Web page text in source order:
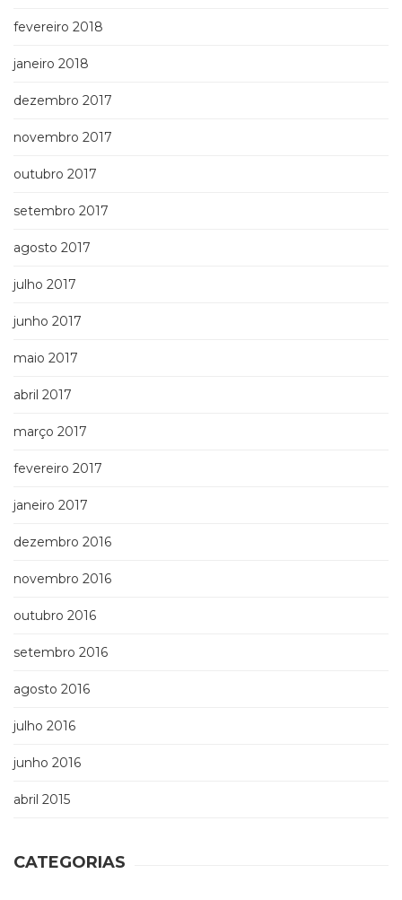
fevereiro 2018
janeiro 2018
dezembro 2017
novembro 2017
outubro 2017
setembro 2017
agosto 2017
julho 2017
junho 2017
maio 2017
abril 2017
março 2017
fevereiro 2017
janeiro 2017
dezembro 2016
novembro 2016
outubro 2016
setembro 2016
agosto 2016
julho 2016
junho 2016
abril 2015
CATEGORIAS